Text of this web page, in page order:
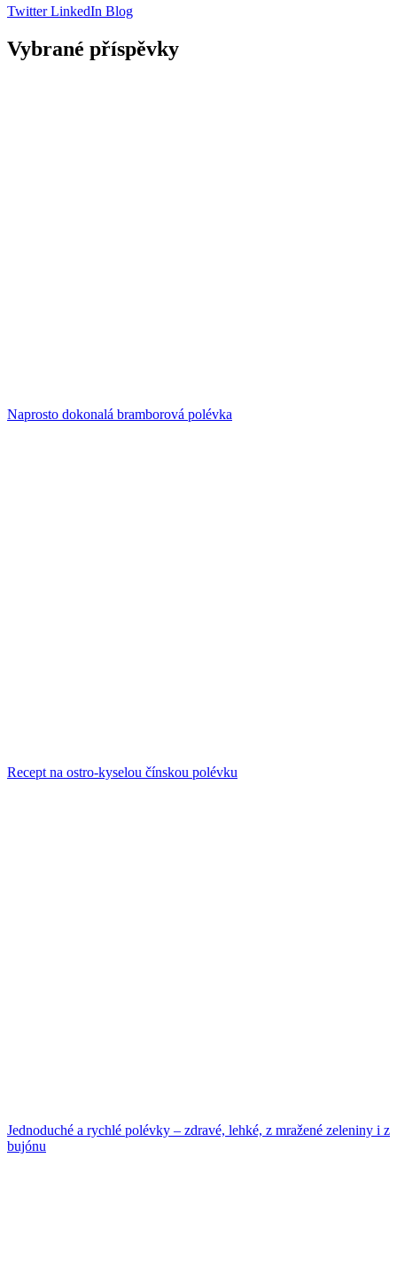
TwitterLinkedIn Blog
Vybrané příspěvky
Naprosto dokonalá bramborová polévka
Recept na ostro-kyselou čínskou polévku
Jednoduché a rychlé polévky – zdravé, lehké, z mražené zeleniny i z
bujónu